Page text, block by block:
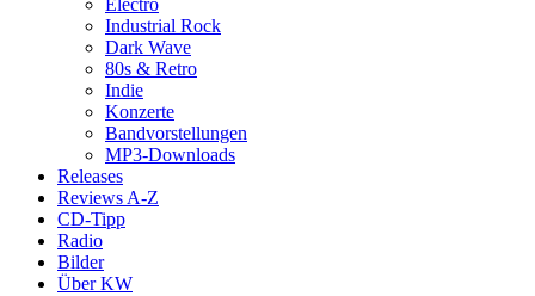
Electro
Industrial Rock
Dark Wave
80s & Retro
Indie
Konzerte
Bandvorstellungen
MP3-Downloads
Releases
Reviews A-Z
CD-Tipp
Radio
Bilder
Über KW